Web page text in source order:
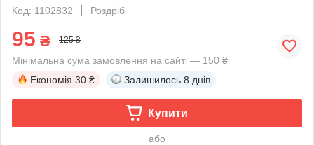
Код: 1102832
Роздріб
95 ₴ 125 ₴
Мінімальна сума замовлення на сайті — 150 ₴
Економія 30 ₴ Залишилось 8 днів
Купити
або